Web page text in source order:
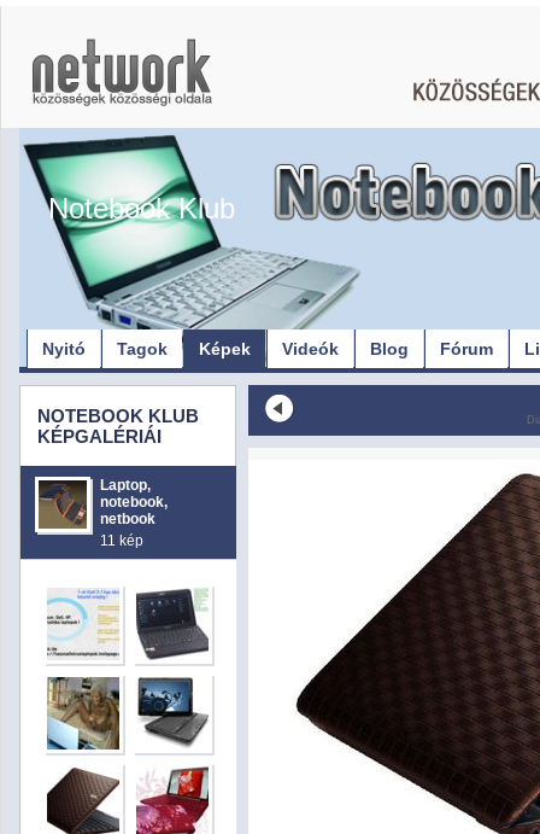
Notebook Klub
Nyitó Tagok Képek Videók Blog Fórum
NOTEBOOK KLUB
KÉPGALÉRIÁI
Laptop,
notebook,
netbook
11 kép